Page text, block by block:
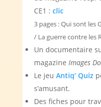
CE1 : clic
3 pages : Qui sont les
/ La guerre contre les
Un documentaire
magazine Images
Le jeu Antiq’ Quiz
s’amusant.
Des fiches pour